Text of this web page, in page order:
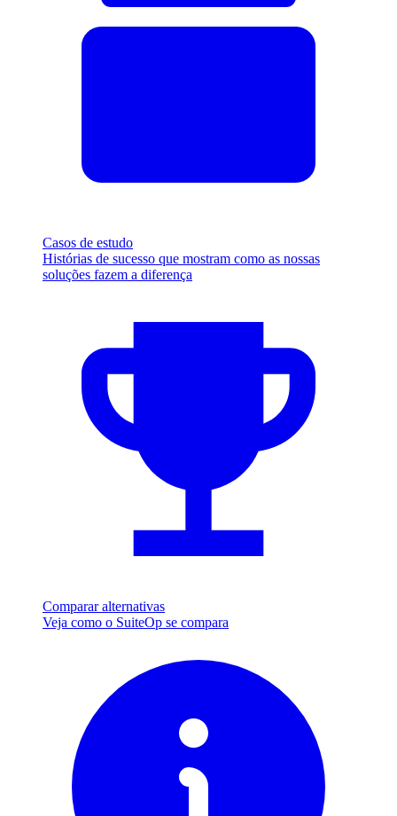
Casos de estudo
Histórias de sucesso que mostram como as nossas
soluções fazem a diferença
Comparar alternativas
Veja como o SuiteOp se compara